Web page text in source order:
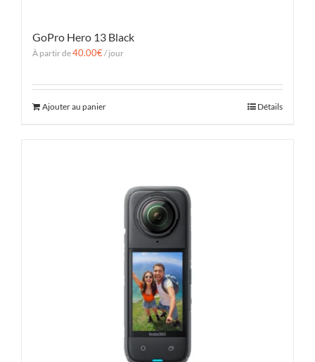
GoPro Hero 13 Black
À partir de40.00€/ jour
Ajouter au panier Détails